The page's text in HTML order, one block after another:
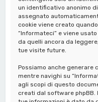
un identificativo anonimo
assegnato
cookie viene creato
“Informateci” e viene
da quelli ancora da
tue visite future.
Possiamo anche generare
mentre navighi su
agli scopi di questo
creati dal software